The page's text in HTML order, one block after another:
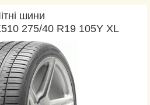
шини
275/40 R19 105Y XL